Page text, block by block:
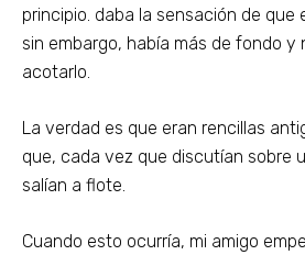
principio. daba la sensación de que
sin embargo, había más de fondo y
acotarlo.
La verdad es que eran rencillas
que, cada vez que discutían sobre
salían a flote.
Cuando esto ocurría, mi amigo